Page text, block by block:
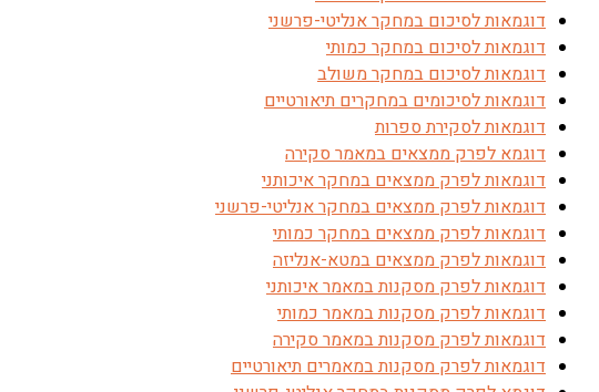
דוגמאות לסיכום במחקר אנליטי-פרשני
דוגמאות לסיכום במחקר כמותי
דוגמאות לסיכום במחקר משולב
דוגמאות לסיכומים במחקרים תיאורטיים
דוגמאות לסקירת ספרות
דוגמא לפרק ממצאים במאמר סקירה
דוגמאות לפרק ממצאים במחקר איכותני
דוגמאות לפרק ממצאים במחקר אנליטי-פרשני
דוגמאות לפרק ממצאים במחקר כמותי
דוגמאות לפרק ממצאים במטא-אנליזה
דוגמאות לפרק מסקנות במאמר איכותני
דוגמאות לפרק מסקנות במאמר כמותי
דוגמאות לפרק מסקנות במאמר סקירה
דוגמאות לפרק מסקנות במאמרים תיאורטיים